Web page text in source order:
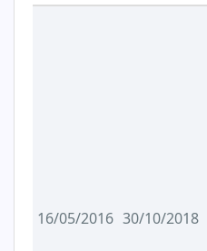
16/05/2016 30/10/2018